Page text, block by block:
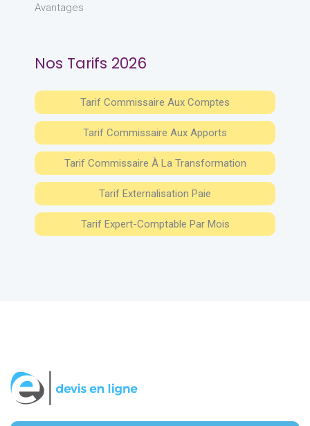
Avantages
Nos Tarifs 2026
Tarif Commissaire Aux Comptes
Tarif Commissaire Aux Apports
Tarif Commissaire À La Transformation
Tarif Externalisation Paie
Tarif Expert-Comptable Par Mois